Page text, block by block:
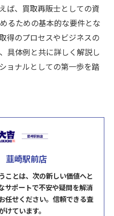
ば、買取再販士としての資
るための基本的な要件とな
得のプロセスやビジネスの
具体例と共に詳しく解説し
ョナルとしての第一歩を踏
韮崎駅前店
ことは、次の新しい価値へと
サポートで不安や疑問を解消
任せください。信頼できる査
ています。